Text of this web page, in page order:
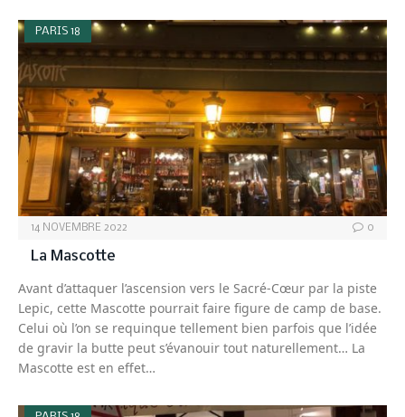
PARIS 18
14 NOVEMBRE 2022 0
La Mascotte
Avant d’attaquer l’ascension vers le Sacré-Cœur par la piste
Lepic, cette Mascotte pourrait faire figure de camp de base.
Celui où l’on se requinque tellement bien parfois que l’idée
de gravir la butte peut s’évanouir tout naturellement… La
Mascotte est en effet…